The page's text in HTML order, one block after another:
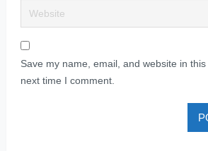
Save my name, email, and website in
next time I comment.